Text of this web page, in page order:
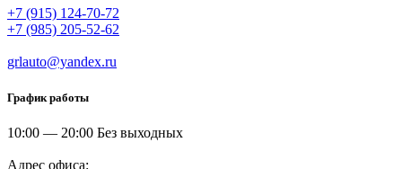
+7 (915) 124-70-72
+7 (985) 205-52-62
grlauto@yandex.ru
График работы
10:00 — 20:00 Без выходных
Адрес офиса: